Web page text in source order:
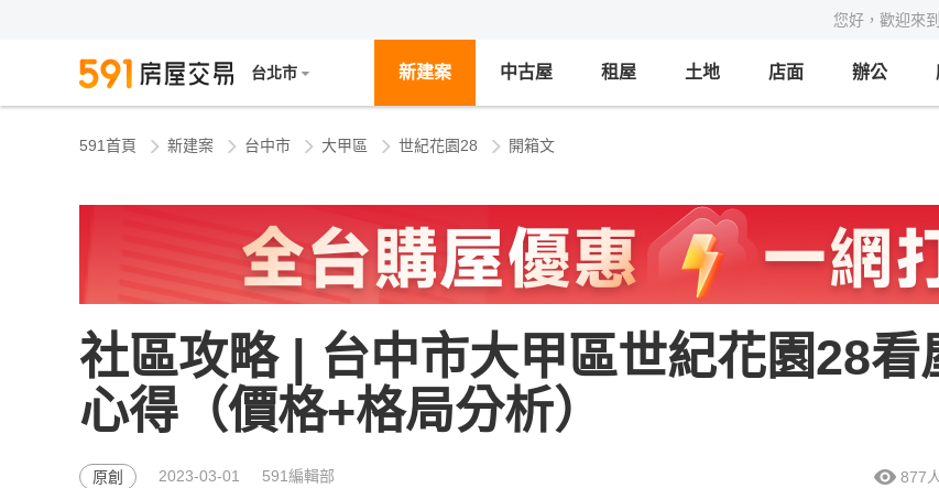
您好，歡迎來
台北市 新建案 中古屋 租屋 土地 店面 辦公
591首頁 新建案 台中市 大甲區 世紀花園28 開箱文
社區攻略 | 台中市大甲區世紀花園28看
心得（價格+格局分析）
原創 2023-03-01 591編輯部 877